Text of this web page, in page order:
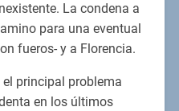
La condena a
para una eventual
fueros- y a Florencia.
principal problema
en los últimos